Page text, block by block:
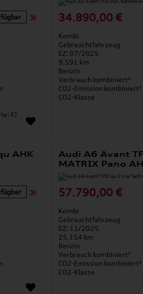
F)
34.890,00 €
Kombi
Gebrauchtfahrzeug
EZ: 07/2025
9.591 km
Benzin
Verbrauch kombiniert¹
CO2-Emission kombiniert¹
CO2-Klasse
AHK
Audi A6 Avant
MATRIX Pano
57.790,00 €
Kombi
Gebrauchtfahrzeug
EZ: 11/2025
25.154 km
Benzin
Verbrauch kombiniert¹
CO2-Emission kombiniert¹
CO2-Klasse